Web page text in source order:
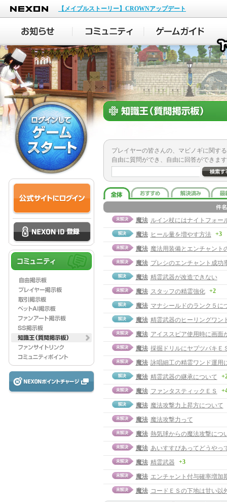
NEXON
【メイプルストーリー】CROWNアップデート
プレイヤーの皆さんの、マビノギに関す
自由に質問ができ、自由に回答ができま
魔法 ルイン杖にはナイトフォー
魔法 ヒール量を増やす方法 +3
魔法 魔法用装備とエンチャント
魔法 プレシのエンチャント成功
魔法 精霊武器が改造できない
魔法 スタッフの精霊強化 +2
魔法 マナシールドのランク５に
魔法 精霊武器のヒーリングワン
魔法 アイススピア使用時に画面
魔法 採掘ドリルにヤブツバキＥ
魔法 詠唱細工の精霊ワンド運用
魔法 精霊武器の継承について
魔法 ファンタスティックＥＳ
魔法 魔法攻撃力上昇方について
魔法 魔法攻撃力って
魔法 熱気球からの魔法攻撃につ
魔法 あいすすぴあってどうやっ
魔法 精霊武器 +3
魔法 エンチャント付与確率増加
魔法 コードＥＳの下地は甘い以